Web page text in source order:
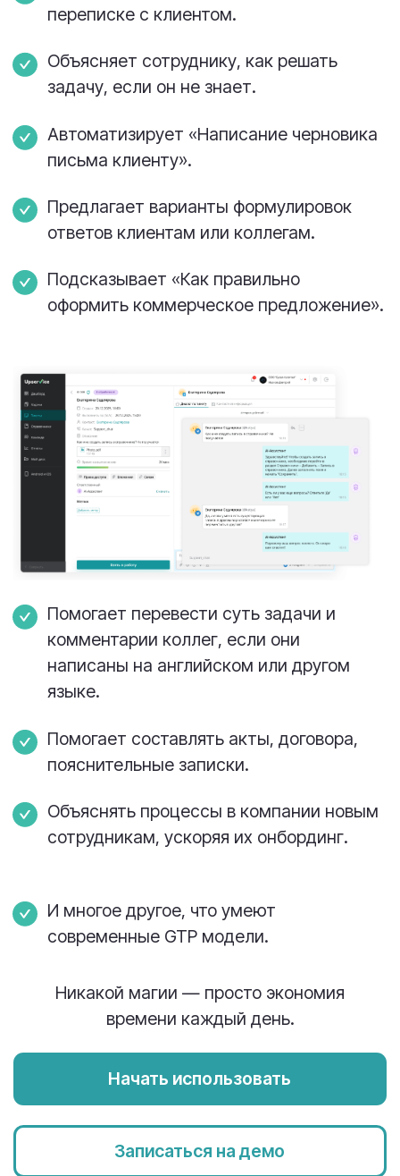
Можно фильтровать по регионам,
карте.
Удобно распределять работу между
инженерами и бригадами.
Для выездных команд и
территориальных объектов:
Сразу видно, какие задачи
запланированы и когда наступает
срок их выполнения.
Задачи отображаются в календаре
по дням, неделям или месяцам.
сроков:
Удобно распределять нагрузку
команды и переносить задачи на
другую дату.
Задачи в календаре
Отчеты, которые сами все
Вместо того чтобы вручную собирать цифры
управленческие отчеты: